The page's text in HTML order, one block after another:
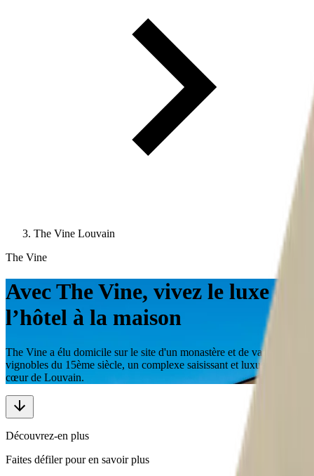
The Vine Louvain
The Vine
Avec The Vine, vivez le luxe de
l’hôtel à la maison
The Vine a élu domicile sur le site d'un monastère et de vastes
vignobles du 15ème siècle, un complexe saisissant et luxueux au
cœur de Louvain.
Découvrez-en plus
Faites défiler pour en savoir plus